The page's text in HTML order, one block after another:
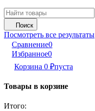
Поиск
Посмотреть все результаты
Сравнение0
Избранное0
Корзина 0 ₽пуста
Товары в корзине
Итого: